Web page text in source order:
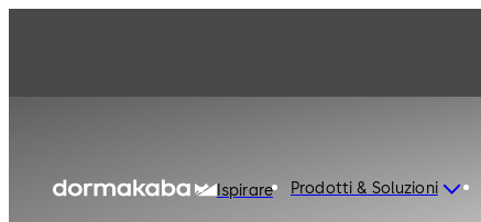
Ispirare Prodotti & Soluzioni